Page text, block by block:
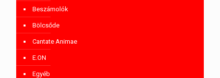
Beszámolók
Bölcsőde
Cantate Animae
E.ON
Egyéb